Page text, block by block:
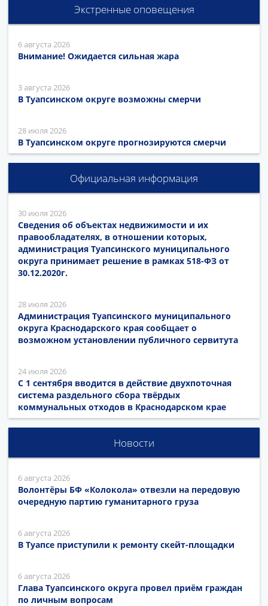
Экстренные оповещения
6 августа 2026
Внимание! Ожидается сильная жара
3 августа 2026
В Туапсинском округе возможны смерчи
28 июля 2026
В Туапсинском округе прогнозируются смерчи
Официальная информация
30 июля 2026
Сведения об объектах недвижимости и их
правообладателях, в отношении которых,
администрация Туапсинского муниципального
округа принимает решение в рамках 518-ФЗ от
30.12.2020г.
28 июля 2026
Администрация Туапсинского муниципального
округа Краснодарского края сообщает о
возможном установлении публичного сервитута
24 июля 2026
С 1 сентября вводится в действие двухпоточная
система раздельного сбора твёрдых
коммунальных отходов в Краснодарском крае
Новости
6 августа 2026
Волонтёры БФ «Колокола» отвезли на передовую
очередную партию гуманитарного груза
6 августа 2026
В Туапсе приступили к ремонту скейт-площадки
6 августа 2026
Глава Туапсинского округа провел приём граждан
по личным вопросам